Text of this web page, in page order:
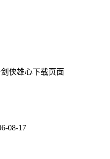
侠雄心下载页面
08-17